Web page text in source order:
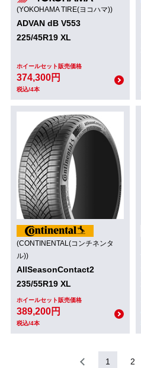
(YOKOHAMA TIRE(ヨコハマ))
ADVAN dB V553
225/45R19 XL
ホイールセット販売価格
374,300円
税込/4本
(CONTINENTAL(コンチネンタ
ル))
AllSeasonContact2
235/55R19 XL
ホイールセット販売価格
389,200円
税込/4本
1 2